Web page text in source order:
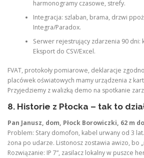
harmonogramy czasowe, strefy.
Integracja: szlaban, brama, drzwi
Integra/Paradox.
Serwer rejestrujący zdarzenia 90 dni:
Eksport do CSV/Excel.
FVAT, protokoły pomiarowe, deklaracje
placówek oświatowych mamy urządzenia z
Przyjedziemy z walizką demo na spotkanie
8. Historie z Płocka – tak to
Pan Janusz, dom, Płock Borowiczki, 62 m
Problem: Stary domofon, kabel urwany od 3 lat.
żona po udarze. Listonosz zostawia awizo, bo
Rozwiązanie: IP 7”, zasilacz lokalny w puszce